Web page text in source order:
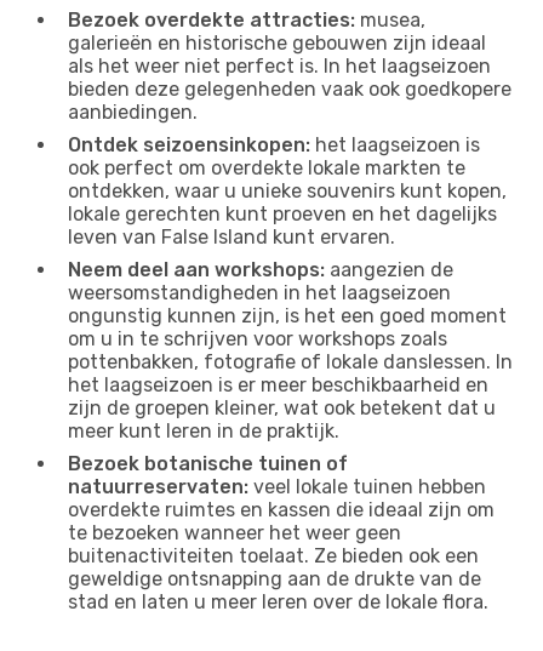
Bezoek overdekte attracties: musea,
galerieën en historische gebouwen zijn ideaal
als het weer niet perfect is. In het laagseizoen
bieden deze gelegenheden vaak ook goedkopere
aanbiedingen.
Ontdek seizoensinkopen: het laagseizoen is
ook perfect om overdekte lokale markten te
ontdekken, waar u unieke souvenirs kunt kopen,
lokale gerechten kunt proeven en het dagelijks
leven van False Island kunt ervaren.
Neem deel aan workshops: aangezien de
weersomstandigheden in het laagseizoen
ongunstig kunnen zijn, is het een goed moment
om u in te schrijven voor workshops zoals
pottenbakken, fotografie of lokale danslessen. In
het laagseizoen is er meer beschikbaarheid en
zijn de groepen kleiner, wat ook betekent dat u
meer kunt leren in de praktijk.
Bezoek botanische tuinen of
natuurreservaten: veel lokale tuinen hebben
overdekte ruimtes en kassen die ideaal zijn om
te bezoeken wanneer het weer geen
buitenactiviteiten toelaat. Ze bieden ook een
geweldige ontsnapping aan de drukte van de
stad en laten u meer leren over de lokale flora.